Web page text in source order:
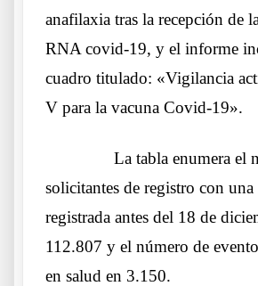
anafilaxia tras la recepción de
RNA covid-19, y el informe
cuadro titulado: «Vigilancia
V para la vacuna Covid-19».
La tabla enumera el
solicitantes de registro con
registrada antes del 18 de
112.807 y el número de
en salud en 3.150.